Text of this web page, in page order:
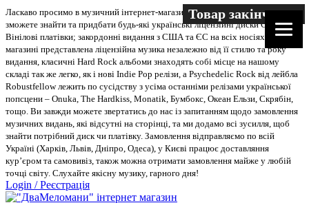
Ласкаво просимо в музичний інтернет-магазин “Два меломани”. У нас Ви
зможете знайти та придбати будь-які українські ліцензійні диски CD, DVD,
Вінілові платівки; закордонні видання з США та ЄС на всіх носіях. В
магазині представлена ліцензійна музика незалежно від її стилю та року
видання, класичні Hard Rock альбоми знаходять собі місце на нашому
складі так же легко, як і нові Indie Pop релізи, а Psychedelic Rock від лейбла
Robustfellow лежить по сусідству з усіма останніми релізами української
попсцени – Onuka, The Hardkiss, Monatik, Бумбокс, Океан Ельзи, Скрябін,
тощо. Ви завжди можете звертатись до нас із запитанням щодо замовлення
музичних видань, які відсутні на сторінці, та ми додамо всі зусилля, щоб
знайти потрібний диск чи платівку. Замовлення відправляємо по всій
Україні (Харків, Львів, Дніпро, Одеса), у Києві працює доставляння
кур’єром та самовивіз, також можна отримати замовлення майже у любій
точці світу. Слухайте якісну музику, гарного дня!
Login /Реєстрація
Товар закінчився